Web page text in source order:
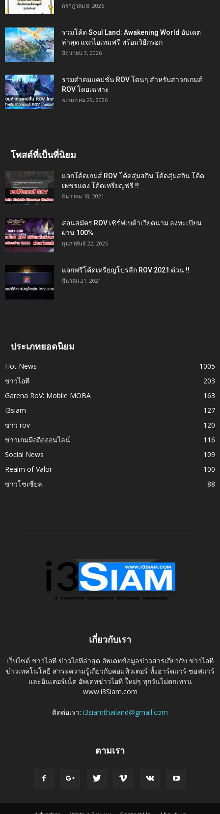
กรกฎาคม 8, 2026
รวมโค้ด Soul Land: Awakening World อัปเดต
ล่าสุด แจกไอเทมฟรี พร้อมวิธีกรอก
มิถุนายน 3, 2026
รวมคำคมแคปชั่น ROV โดนๆ สำหรับสาวกเกมส์
ROV โดยเฉพาะ
พฤษภาคม 29, 2026
โพสต์ที่เป็นที่นิยม
แจกโค้ดเกมส์ ROV โค้ดสุ่มสกิน โค้ดสุ่มสกิน โค้ด
เพชรแดง โค้ดเหรียญฟรี !!
ธันวาคม 18, 2021
สอนสมัคร ROV เซิร์ฟเบต้าเวียดนาม ลงทะเบียน
ผ่าน 100%
กุมภาพันธ์ 22, 2025
แจกฟรีโค้ดเหรียญโปรลีก ROV 2021 ด่วน !!
มีนาคม 21, 2021
ประเภทยอดนิยม
Hot News
1005
ข่าวไอที
203
Garena RoV: Mobile MOBA
163
I3siam
127
ข่าว rov
120
ข่าวเกมมือถือออนไลน์
116
Social News
109
Realm of Valor
100
ข่าวโซเชี่ยล
88
เกี่ยวกับเรา
เว็บไซต์ ข่าวไอที ข่าวไอทีล่าสุด อัพเดทข้อมูลข่าวสารเกี่ยวกับ ข่าวไอที
ข่าวเทคโนโลยี สาระความรู้เกี่ยวกับคอมพิวเตอร์ ทั้งฮาร์ดแวร์ ซอฟแวร์
และอินเตอร์เน็ต อัพเดทข่าวไอที ใหม่ๆ ทุกวันไม่ตกเทรน
www.i3Siam.com
ติดต่อเรา: i3siamthailand@gmail.com
ตามเรา